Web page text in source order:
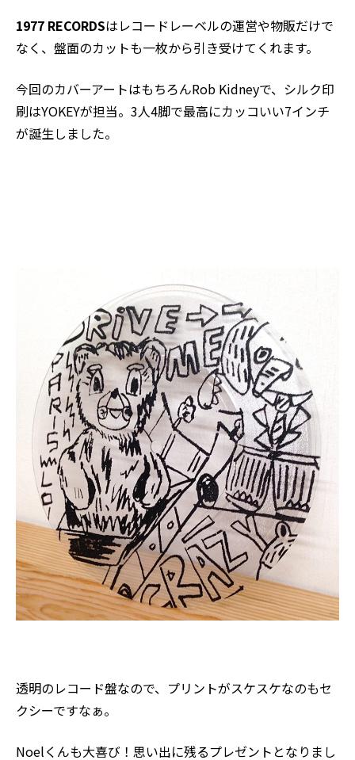
1977 RECORDSはレコードレーベルの運営や物販だけで
なく、盤面のカットも一枚から引き受けてくれます。
今回のカバーアートはもちろんRob Kidneyで、シルク印
刷はYOKEYが担当。3人4脚で最高にカッコいい7インチ
が誕生しました。
透明のレコード盤なので、プリントがスケスケなのもセ
クシーですなぁ。
Noelくんも大喜び！思い出に残るプレゼントとなりまし